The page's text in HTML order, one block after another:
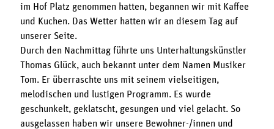
im Hof Platz genommen hatten, begannen wir mit Kaffee
und Kuchen. Das Wetter hatten wir an diesem Tag auf
unserer Seite.
Durch den Nachmittag führte uns Unterhaltungskünstler
Thomas Glück, auch bekannt unter dem Namen Musiker
Tom. Er überraschte uns mit seinem vielseitigen,
melodischen und lustigen Programm. Es wurde
geschunkelt, geklatscht, gesungen und viel gelacht. So
ausgelassen haben wir unsere Bewohner-/innen und